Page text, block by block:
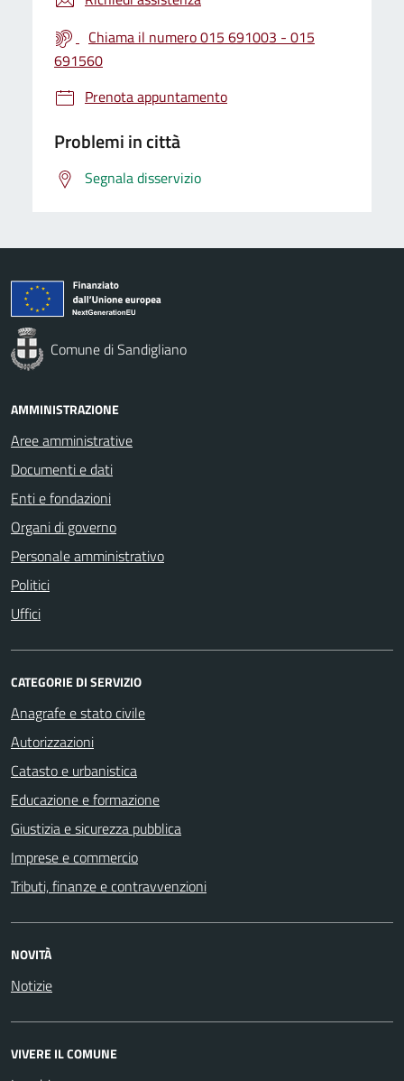
Chiama il numero 015 691003 - 015
691560
Prenota appuntamento
Problemi in città
Segnala disservizio
Comune di Sandigliano
AMMINISTRAZIONE
Aree amministrative
Documenti e dati
Enti e fondazioni
Organi di governo
Personale amministrativo
Politici
Uffici
CATEGORIE DI SERVIZIO
Anagrafe e stato civile
Autorizzazioni
Catasto e urbanistica
Educazione e formazione
Giustizia e sicurezza pubblica
Imprese e commercio
Tributi, finanze e contravvenzioni
NOVITÀ
Notizie
VIVERE IL COMUNE